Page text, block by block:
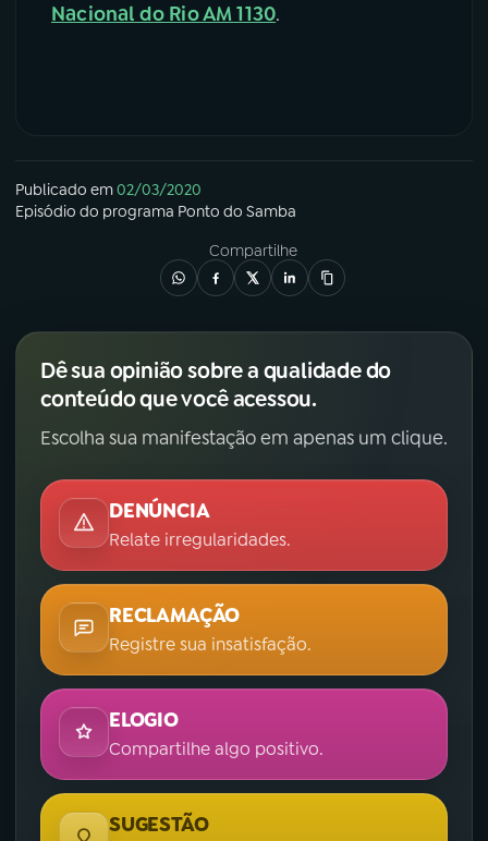
Nacional do Rio AM 1130.
Publicado em02/03/2020
Episódio do programa Ponto do Samba
Compartilhe
Dê sua opinião sobre a qualidade do
conteúdo que você acessou.
Escolha sua manifestação em apenas um clique.
DENÚNCIA
Relate irregularidades.
RECLAMAÇÃO
Registre sua insatisfação.
ELOGIO
Compartilhe algo positivo.
SUGESTÃO